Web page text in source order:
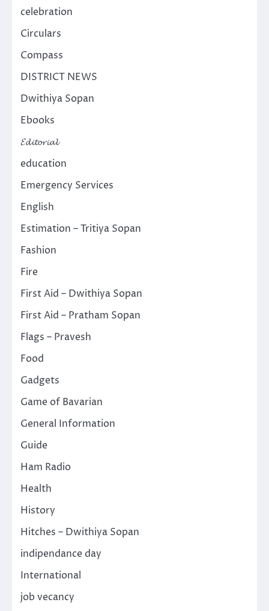
celebration
Circulars
Compass
DISTRICT NEWS
Dwithiya Sopan
Ebooks
𝓔𝓭𝓲𝓽𝓸𝓻𝓲𝓪𝓵
education
Emergency Services
English
Estimation – Tritiya Sopan
Fashion
Fire
First Aid – Dwithiya Sopan
First Aid – Pratham Sopan
Flags – Pravesh
Food
Gadgets
Game of Bavarian
General Information
Guide
Ham Radio
Health
History
Hitches – Dwithiya Sopan
indipendance day
International
job vecancy